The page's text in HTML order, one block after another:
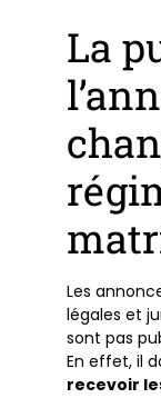
La
Les
légales et
sont pas
En effet, il
recevoir